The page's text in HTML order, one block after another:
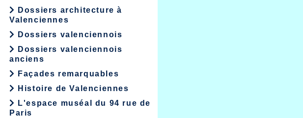
Dossiers architecture à
Valenciennes
Dossiers valenciennois
Dossiers valenciennois
anciens
Façades remarquables
Histoire de Valenciennes
L'espace muséal du 94 rue de
Paris